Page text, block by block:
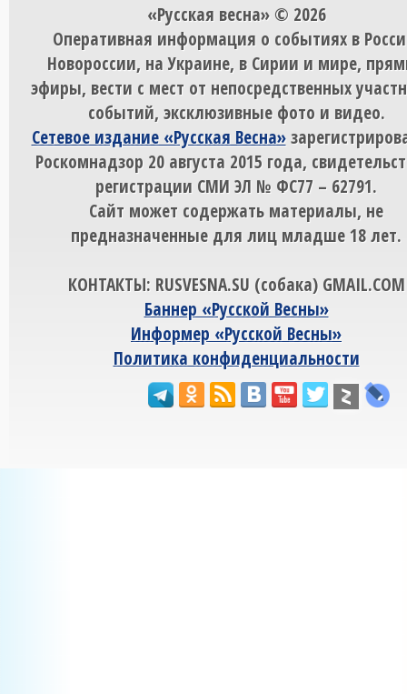
«Русская весна» © 2026
Оперативная информация о событиях в
Новороссии, на Украине, в Сирии и мире,
эфиры, вести с мест от непосредственных
событий, эксклюзивные фото и видео.
Сетевое издание «Русская Весна»
Роскомнадзор 20 августа 2015 года,
регистрации СМИ ЭЛ № ФС77 – 62791.
Сайт может содержать материалы, не
предназначенные для лиц младше 18 лет.
КОНТАКТЫ: RUSVESNA.SU (собака) GMAIL.COM
Баннер «Русской Весны»
Информер «Русской Весны»
Политика конфиденциальности